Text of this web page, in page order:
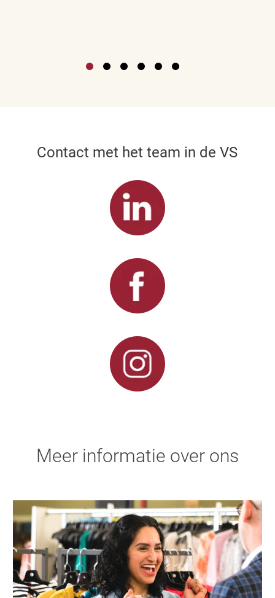
Contact met het team in de VS
Meer informatie over ons